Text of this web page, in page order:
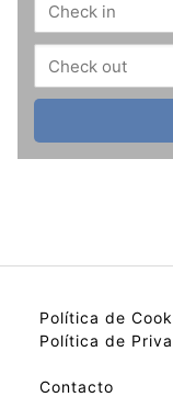
Política de
Política de
Contacto